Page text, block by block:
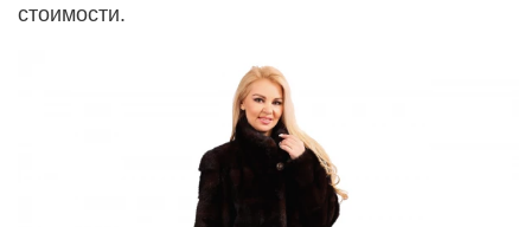
стоимости.